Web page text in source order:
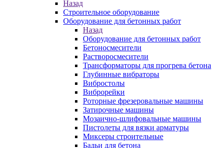
Назад
Строительное оборудование
Оборудование для бетонных работ
Назад
Оборудование для бетонных работ
Бетоносмесители
Растворосмесители
Трансформаторы для прогрева бетона
Глубинные вибраторы
Вибростолы
Виброрейки
Роторные фрезеровальные машины
Затирочные машины
Мозаично-шлифовальные машины
Пистолеты для вязки арматуры
Миксеры строительные
Бадьи для бетона